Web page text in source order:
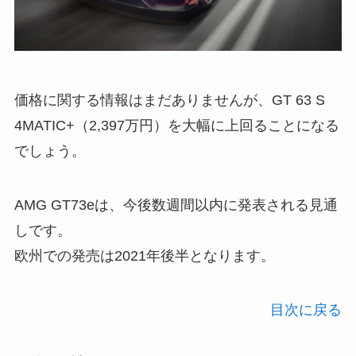
価格に関する情報はまだありませんが、GT 63 S
4MATIC+（2,397万円）を大幅に上回ることになる
でしょう。
AMG GT73eは、今後数週間以内に発表される見通
しです。
欧州での発売は2021年後半となります。
目次に戻る